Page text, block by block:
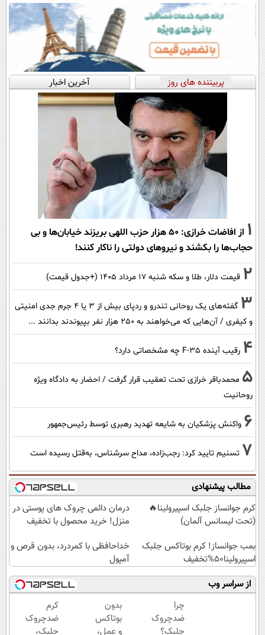
پربیننده های روز آخرین اخبار
1
از افاضات خرازی: ۵۰ هزار حزب اللهی بریزند خیابان‌ها و بی
حجاب‌ها را بکشند و نیرو‌های دولتی را ناکار کنند!
2 قیمت دلار، طلا و سکه شنبه ۱۷ مرداد ۱۴۰۵ (+جدول قیمت)
3
گفته‌های یک روحانی تندرو و ردپای بیش از ۳ یا ۴ جرم جدی امنیتی
و کیفری / آن‌هایی که می‌خواهند به ۲۵۰ هزار نفر بپیوندند بدانند ...
4 رقیب آینده F-35 چه مشخصاتی دارد؟
5 محمدباقر خرازی تحت تعقیب قرار گرفت / احضار به دادگاه ویژه
روحانیت
6 واکنش پزشکیان به شایعه تهدید رهبری توسط رئیس‌جمهور
7 تسنیم تایید کرد: رجب‌زاده، مداح سرشناس، به‌قتل رسیده است
مطالب پیشنهادی
کرم جوانساز جلبک اسپیرولینا🔥
(تحت لیسانس آلمان)
درمان دائمی چروک های پوستی در
منزل! خرید محصول با تخفیف
بمب جوانساز! کرم بوتاکس جلبک
اسپیرولینا50%تخفیف
خداحافظی با کمردرد، بدون قرص و
آمپول
از سراسر وب
چرا
ضدچروک
جلبک؟
بدون
بوتاکس
و عمل،
کرم
ضدچروک
جلبک،